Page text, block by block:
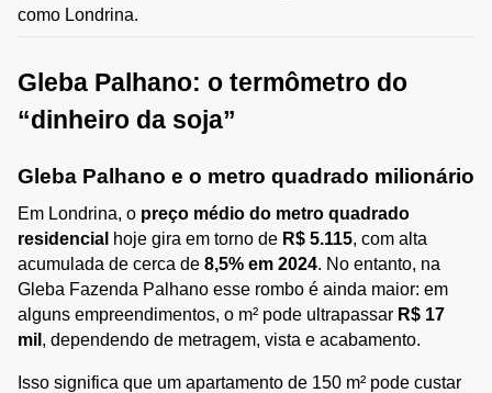
como Londrina.
Gleba Palhano: o termômetro do
“dinheiro da soja”
Gleba Palhano e o metro quadrado milionário
Em Londrina, o preço médio do metro quadrado
residencial hoje gira em torno de R$ 5.115, com alta
acumulada de cerca de 8,5% em 2024. No entanto, na
Gleba Fazenda Palhano esse rombo é ainda maior: em
alguns empreendimentos, o m² pode ultrapassar R$ 17
mil , dependendo de metragem, vista e acabamento.